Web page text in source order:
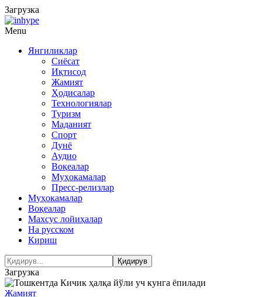
Загрузка
Menu
Янгиликлар
Сиёсат
Иқтисод
Жамият
Ҳодисалар
Технологиялар
Туризм
Маданият
Спорт
Дунё
Аудио
Воқеалар
Муҳокамалар
Пресс-релизлар
Муҳокамалар
Воқеалар
Махсус лойиҳалар
На русском
Кириш
Загрузка
Жамият